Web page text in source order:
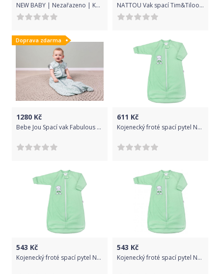
NEW BABY | Nezařazeno | Kojenecký froté spací pytel New Baby medvídek mátový | Zelená | 62 (3-6m)
NATTOU Vak spací Tim&Tiloo 70 cm
Doprava zdarma
1280 Kč
Bebe Jou Spací vak Fabulous Paper Planes
611 Kč
Kojenecký froté spací pytel New Baby medvídek mátový - Kojenecký froté spací pytel New Baby medvídek mátový
543 Kč
Kojenecký froté spací pytel New Baby medvídek mátový - Kojenecký froté spací pytel New Baby medvídek mátový
543 Kč
Kojenecký froté spací pytel New Baby medvídek mátový, Zelená, 62 (3-6m)